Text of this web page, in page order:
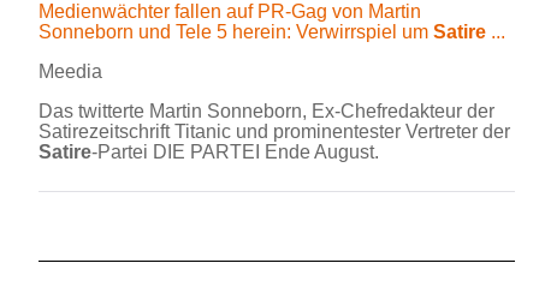
Medienwächter fallen auf PR-Gag von Martin
Sonneborn und Tele 5 herein: Verwirrspiel um Satire ...
Meedia
Das twitterte Martin Sonneborn, Ex-Chefredakteur der
Satirezeitschrift Titanic und prominentester Vertreter der
Satire-Partei DIE PARTEI Ende August.